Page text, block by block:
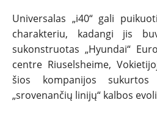
Universalas „i40“ gali
charakteriu, kadangi jis
sukonstruotas „Hyundai“
centre Riuselsheime,
šios kompanijos
„srovenančių linijų“ kalbos